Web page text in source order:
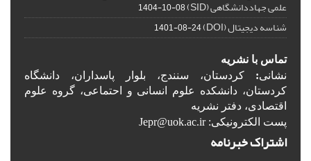
علمی جهاددانشگاهی (SID) 1404-10-08
شناسه دیجیتال (DOI) 1401-08-24
تماس با نشریه
نشانی: کردستان، سنندج، بلوار پاسداران، دانشگاه
کردستان، دانشکده علوم انسانی و احتماعی، گروه علوم
اقتصادی، دفتر نشریه
پست الکترونیکی: Jepr@uok.ac.ir
اشتراک خبرنامه